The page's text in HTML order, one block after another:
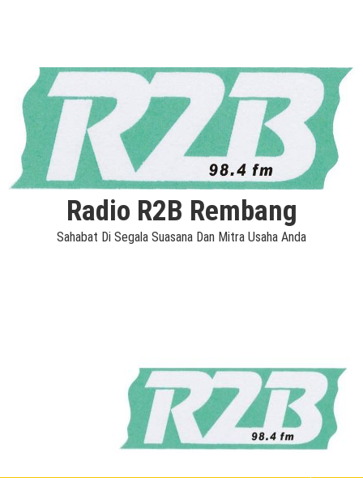
Radio R2B Rembang
Sahabat Di Segala Suasana Dan Mitra Usaha Anda